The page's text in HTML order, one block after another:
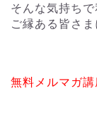
そんな気持ち
ご縁ある皆さま
無料メルマガ講